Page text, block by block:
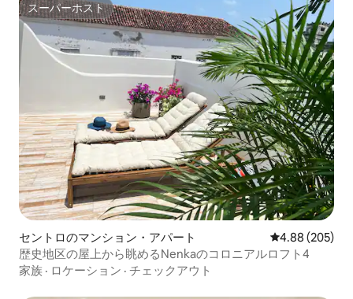
スーパーホスト
スーパーホスト
セントロのマンション・アパート レビュー205
4.88 (205)
歴史地区の屋上から眺めるNenkaのコロニアルロフト4
家族 · ロケーション · チェックアウト